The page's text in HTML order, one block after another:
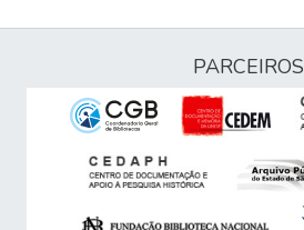
PARCEIROS